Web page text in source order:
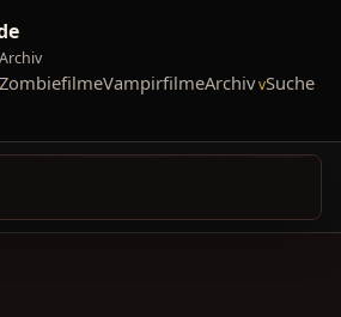
ZombiefilmeVampirfilmeArchiv Suche